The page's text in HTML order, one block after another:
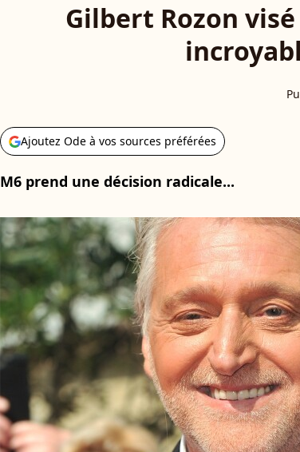
Gilbert Rozon
Ajoutez Ode à vos sources préférées
M6 prend une décision radicale...